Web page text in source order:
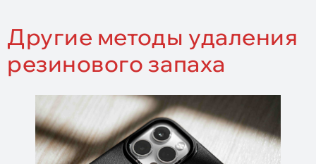
Другие методы удаления
резинового запаха